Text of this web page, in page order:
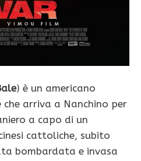
) è un americano
arriva a Nanchino per
a capo di un
cattoliche, subito
bombardata e invasa